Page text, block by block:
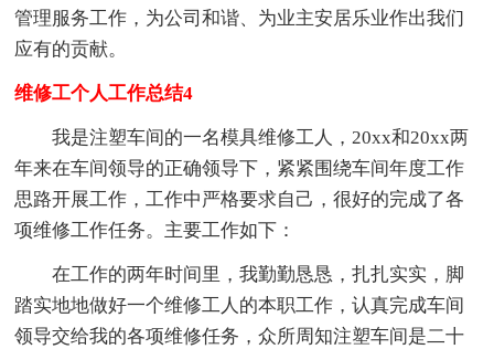
管理服务工作，为公司和谐、为业主安居乐业作出我们
应有的贡献。
维修工个人工作总结4
我是注塑车间的一名模具维修工人，20xx和20xx两
年来在车间领导的正确领导下，紧紧围绕车间年度工作
思路开展工作，工作中严格要求自己，很好的完成了各
项维修工作任务。主要工作如下：
在工作的两年时间里，我勤勤恳恳，扎扎实实，脚
踏实地地做好一个维修工人的本职工作，认真完成车间
领导交给我的各项维修任务，众所周知注塑车间是二十